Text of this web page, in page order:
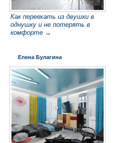
Как переехать из двушки в
однушку и не потерять в
комфорте →
Елена Булагина